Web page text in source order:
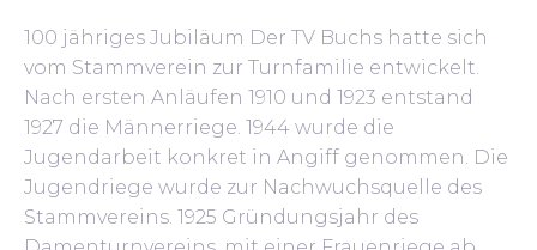
100 jähriges Jubiläum Der TV Buchs hatte sich
vom Stammverein zur Turnfamilie entwickelt.
Nach ersten Anläufen 1910 und 1923 entstand
1927 die Männerriege. 1944 wurde die
Jugendarbeit konkret in Angiff genommen. Die
Jugendriege wurde zur Nachwuchsquelle des
Stammvereins. 1925 Gründungsjahr des